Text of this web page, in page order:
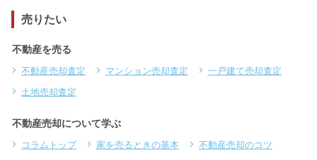
売りたい
不動産を売る
不動産売却査定 マンション売却査定
一戸建て売却査定
土地売却査定
不動産売却について学ぶ
コラムトップ 家を売るときの基本
不動産売却のコツ